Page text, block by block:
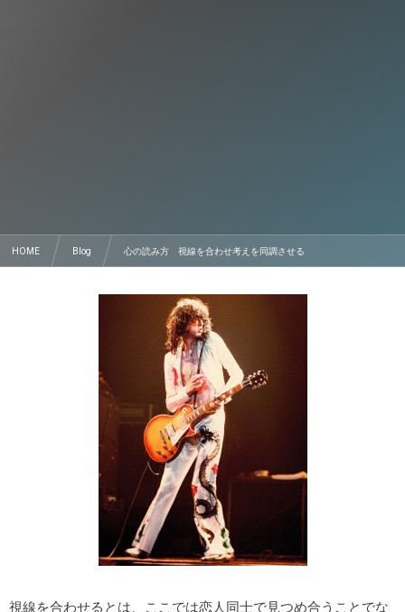
HOME Blog 心の読み方 視線を合わせ考えを同調させる
視線を合わせるとは、ここでは恋人同士で見つめ合うことでな